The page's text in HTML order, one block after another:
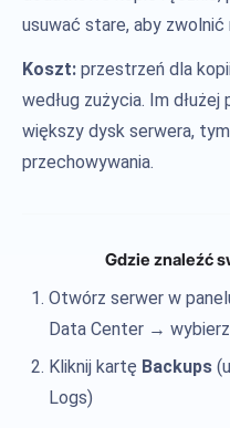
usuwać stare, aby zwolnić
Koszt: przestrzeń dla
według zużycia. Im
większy dysk serwera,
przechowywania.
Gdzie znaleźć
Otwórz serwer w
Data Center →
Kliknij kartę Backups
Logs)